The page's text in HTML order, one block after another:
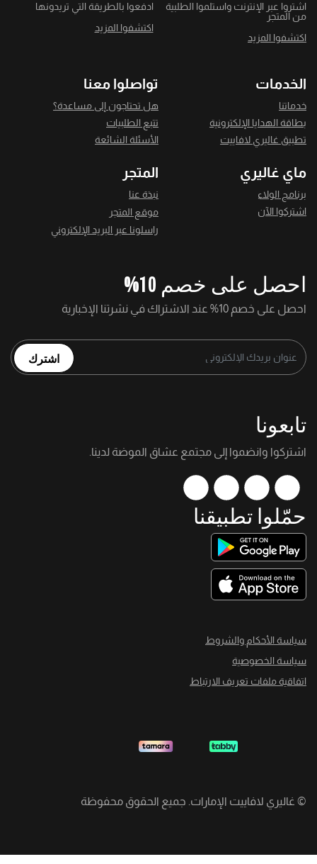
اشتروا عبر الإنترنت واستلموا الطلبية
من المتجر
اكتشفوا المزيد
ادفعوا بالطريقة التي تريدونها
اكتشفوا المزيد
الخدمات
خدماتنا
بطاقة الهدايا الإلكترونية
تطبيق غاليري لافاييت
تواصلوا معنا
هل تحتاجون إلى مساعدة؟
تتبع الطلبيات
الأسئلة الشائعة
ماي غاليري
برنامج الولاء
اشتركوا الآن
المتجر
نبذة عنا
موقع المتجر
راسلونا عبر البريد الإلكتروني
احصل على خصم 10%
احصل على خصم 10% عند الاشتراك في نشرتنا الإخبارية
اشترك
تابعونا
اشتركوا وانضموا إلى مجتمع عشاق الموضة لدينا.
حمّلوا تطبيقنا
سياسة الأحكام والشروط
سياسة الخصوصية
اتفاقية ملفات تعريف الارتباط
© غاليري لافاييت الإمارات. جميع الحقوق محفوظة